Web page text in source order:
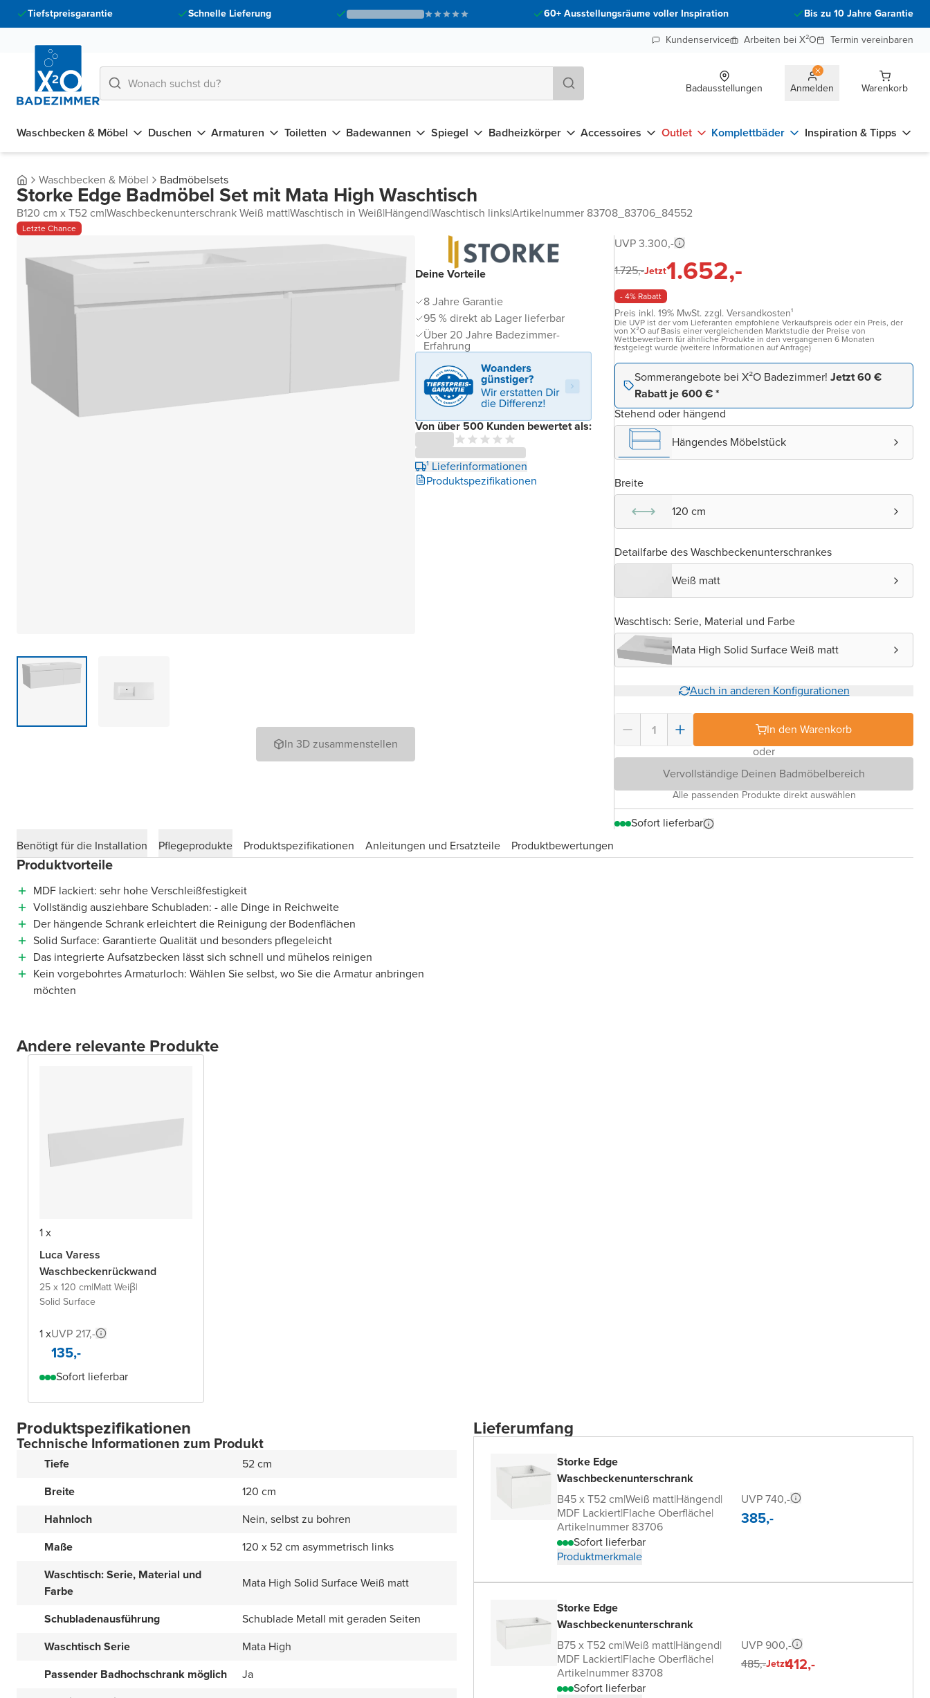
Tiefstpreisgarantie Schnelle Lieferung 60+ Ausstellungsräume voller Inspiration
Bis zu 10 Jahre Garantie
Kundenservice
Arbeiten bei X²O Termin vereinbaren
Badausstellungen Anmelden Warenkorb
Waschbecken & Möbel Duschen Armaturen Toiletten Badewannen Spiegel Badheizkörper Accessoires Outlet Komplettbäder Inspiration & Tipps
Waschbecken & Möbel Badmöbelsets
Storke Edge Badmöbel Set mit Mata High Waschtisch
B120 cm x T52 cm|Waschbeckenunterschrank Weiß matt|Waschtisch in Weiß|Hängend|Waschtisch links|Artikelnummer 83708_83706_84552
Letzte Chance
In 3D zusammenstellen
Deine Vorteile
8 Jahre Garantie
95 % direkt ab Lager lieferbar
Über 20 Jahre Badezimmer-
Erfahrung
Von über 500 Kunden bewertet als:
¹ Lieferinformationen
Produktspezifikationen
UVP 3.300,-
1.725,-Jetzt1.652,-
- 4% Rabatt
Preis inkl. 19% MwSt. zzgl. Versandkosten¹
Die UVP ist der vom Lieferanten empfohlene Verkaufspreis oder ein Preis, der
von X²O auf Basis einer vergleichenden Marktstudie der Preise von
Wettbewerbern für ähnliche Produkte in den vergangenen 6 Monaten
festgelegt wurde (weitere Informationen auf Anfrage)
Sommerangebote bei X²O Badezimmer! Jetzt 60 €
Rabatt je 600 € *
Stehend oder hängend
Hängendes Möbelstück
Breite
120 cm
Detailfarbe des Waschbeckenunterschrankes
Weiß matt
Waschtisch: Serie, Material und Farbe
Mata High Solid Surface Weiß matt
Auch in anderen Konfigurationen
In den Warenkorb
oder
Vervollständige Deinen Badmöbelbereich
Alle passenden Produkte direkt auswählen
Sofort lieferbar
Benötigt für die Installation
Pflegeprodukte Produktspezifikationen Anleitungen und Ersatzteile Produktbewertungen
Produktvorteile
MDF lackiert: sehr hohe Verschleißfestigkeit
Vollständig ausziehbare Schubladen: - alle Dinge in Reichweite
Der hängende Schrank erleichtert die Reinigung der Bodenflächen
Solid Surface: Garantierte Qualität und besonders pflegeleicht
Das integrierte Aufsatzbecken lässt sich schnell und mühelos reinigen
Kein vorgebohrtes Armaturloch: Wählen Sie selbst, wo Sie die Armatur anbringen
möchten
Andere relevante Produkte
1 x
Luca Varess
Waschbeckenrückwand
25 x 120 cm|Matt Weiβ|
Solid Surface
1 xUVP 217,-
135,-
Sofort lieferbar
Produktspezifikationen
Technische Informationen zum Produkt
Tiefe
52 cm
Breite
120 cm
Hahnloch
Nein, selbst zu bohren
Maße
120 x 52 cm asymmetrisch links
Waschtisch: Serie, Material und
Farbe
Mata High Solid Surface Weiß matt
Schubladenausführung
Schublade Metall mit geraden Seiten
Waschtisch Serie
Mata High
Passender Badhochschrank möglich
Ja
Lieferumfang
Storke Edge
Waschbeckenunterschrank
B45 x T52 cm|Weiß matt|Hängend|
MDF Lackiert|Flache Oberfläche|
Artikelnummer 83706
Sofort lieferbar
Produktmerkmale
UVP 740,-
385,-
Storke Edge
Waschbeckenunterschrank
B75 x T52 cm|Weiß matt|Hängend|
MDF Lackiert|Flache Oberfläche|
Artikelnummer 83708
Sofort lieferbar
UVP 900,-
485,-Jetzt412,-